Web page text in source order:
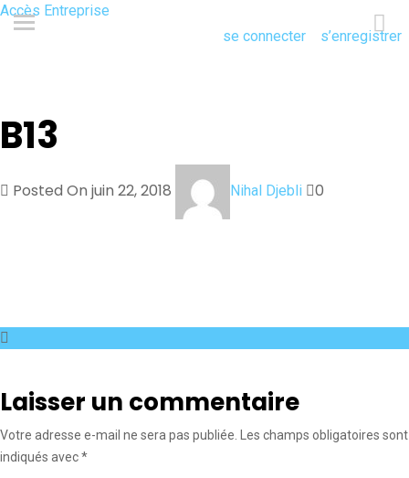
Accès Entreprise
s’enregistrer
se connecter
B13
Posted On juin 22, 2018 Nihal Djebli 0
Laisser un commentaire
Votre adresse e-mail ne sera pas publiée.
Les champs obligatoires sont
indiqués avec*